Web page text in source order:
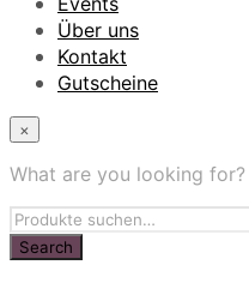
Über uns
Kontakt
Gutscheine
×
What are you looking for?